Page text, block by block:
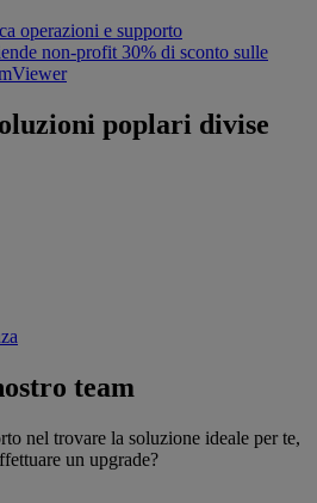
operazioni e supporto
non-profit 30% di sconto sulle
poplari divise
team
nel trovare la soluzione ideale per te,
un upgrade?